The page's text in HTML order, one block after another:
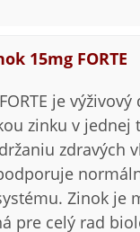
15mg FORTE
je
zinku v jednej
zdravých
Zinok je
pre celý rad